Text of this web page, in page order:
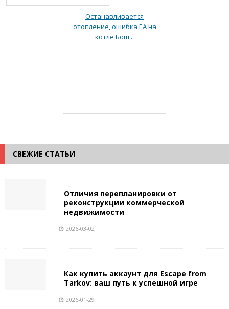
Останавливается
отопление, ошибка ЕА на
котле Бош...
СВЕЖИЕ СТАТЬИ
Отличия перепланировки от
реконструкции коммерческой
недвижимости
2026-03-02
Как купить аккаунт для Escape from
Tarkov: ваш путь к успешной игре
2026-01-29